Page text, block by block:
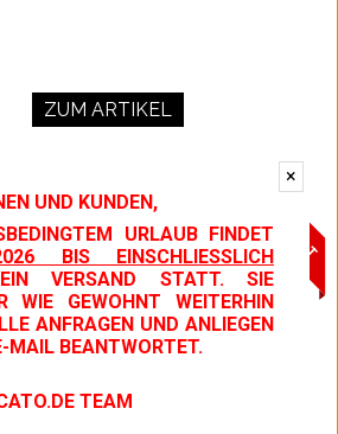
ZUM ARTIKEL
HOCHPRÄMIERT
2022
Campo
Arriba
7,95 €
pro Flasche(10,60 € / Liter)
Inkl. 19% MwSt.
×
UND KUNDEN,
URLAUB FINDET
BIS EINSCHLIESSLICH 2
VERSAND STATT. SIE
WIE GEWOHNT WEITERHIN
ANFRAGEN UND ANLIEGEN
MAIL BEANTWORTET.
TEAM